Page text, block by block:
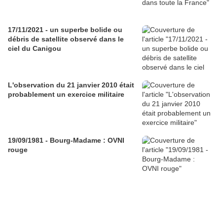
17/11/2021 - un superbe bolide ou
débris de satellite observé dans le
ciel du Canigou
L'observation du 21 janvier 2010 était
probablement un exercice militaire
19/09/1981 - Bourg-Madame : OVNI
rouge